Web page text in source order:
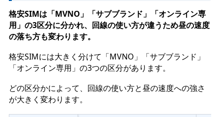
格安SIMは「MVNO」「サブブランド」「オンライン専
用」の3区分に分かれ、回線の使い方が違うため昼の速度
の落ち方も変わります。
格安SIMには大きく分けて「MVNO」「サブブランド」
「オンライン専用」の3つの区分があります。
どの区分かによって、回線の使い方と昼の速度への強さ
が大きく変わります。